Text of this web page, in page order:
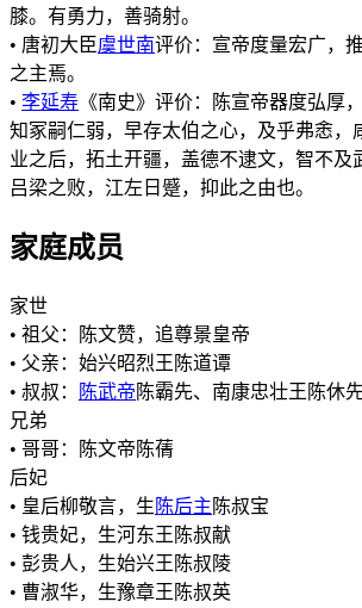
膝。有勇力，善骑射。
• 唐初大臣虞世南评价：宣帝度量宏广，
之主焉。
• 李延寿 《南史》评价：陈宣帝器度弘厚
知冢嗣仁弱，早存太伯之心，及乎弗悆，
业之后，拓土开疆，盖德不逮文，智不及
吕梁之败，江左日蹙，抑此之由也。
家庭成员
家世
• 祖父：陈文赞，追尊景皇帝
• 父亲：始兴昭烈王陈道谭
• 叔叔：
陈武帝 陈霸先、南康忠壮王陈休
兄弟
• 哥哥：陈文帝陈蒨
后妃
• 皇后柳敬言，生 陈后主 陈叔宝
• 钱贵妃，生河东王陈叔献
• 彭贵人，生始兴王陈叔陵
• 曹淑华，生豫章王陈叔英